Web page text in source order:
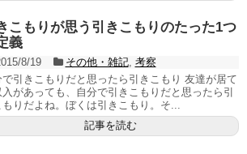
こもりが思う引きこもりのたった1つ
義
8/19 その他・雑記, 考察
で引きこもりだと思ったら引きこもり 友達が居て
入があっても、自分で引きこもりだと思ったら引
もりだよね。ぼくは引きこもり。そ...
記事を読む